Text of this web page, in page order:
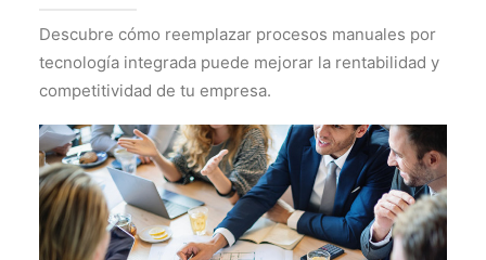
Descubre cómo reemplazar procesos manuales por
tecnología integrada puede mejorar la rentabilidad y
competitividad de tu empresa.